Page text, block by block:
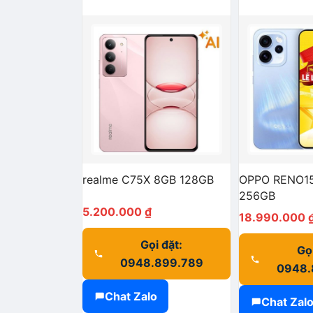
realme C75X 8GB 128GB
5.200.000 ₫
Gọi đặt:
0948.899.789
Chat Zalo
OPPO
256GB
18.990.000
Chat Zalo